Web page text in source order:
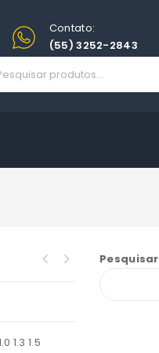
Contato:
(55) 3252-2843
Pesquisar
1.3 1.5